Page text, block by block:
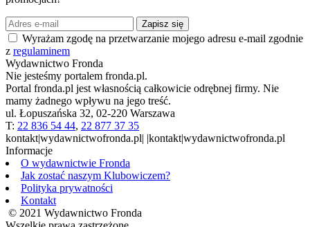
Zapisz się
Wyrażam zgodę na przetwarzanie mojego adresu e-mail zgodnie
z regulaminem
Wydawnictwo Fronda
Nie jesteśmy portalem fronda.pl.
Portal fronda.pl jest własnością całkowicie odrębnej firmy. Nie
mamy żadnego wpływu na jego treść.
ul. Łopuszańska 32, 02-220 Warszawa
T: 22 836 54 44, 22 877 37 35
kontakt|wydawnictwofronda.pl| |kontakt|wydawnictwofronda.pl
Informacje
O wydawnictwie Fronda
Jak zostać naszym Klubowiczem?
Polityka prywatności
Kontakt
© 2021 Wydawnictwo Fronda